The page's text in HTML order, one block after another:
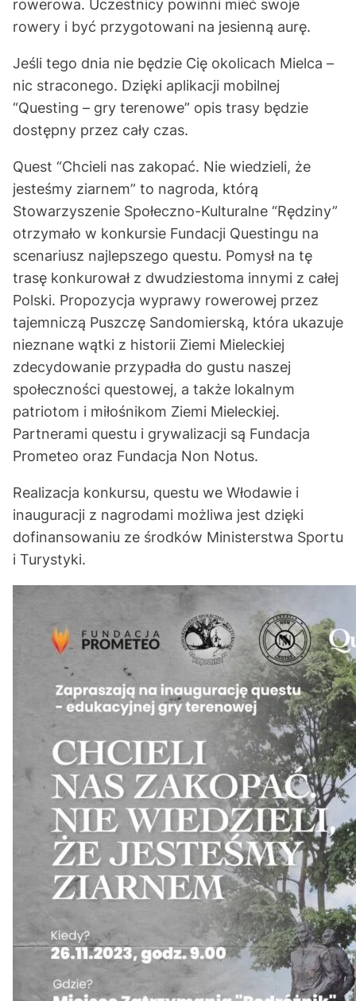
rowerowa. Uczestnicy powinni mieć swoje
rowery i być przygotowani na jesienną aurę.
Jeśli tego dnia nie będzie Cię okolicach Mielca –
nic straconego. Dzięki aplikacji mobilnej
“Questing – gry terenowe” opis trasy będzie
dostępny przez cały czas.
Quest “Chcieli nas zakopać. Nie wiedzieli, że
jesteśmy ziarnem” to nagroda, którą
Stowarzyszenie Społeczno-Kulturalne “Rędziny”
otrzymało w konkursie Fundacji Questingu na
scenariusz najlepszego questu. Pomysł na tę
trasę konkurował z dwudziestoma innymi z całej
Polski. Propozycja wyprawy rowerowej przez
tajemniczą Puszczę Sandomierską, która ukazuje
nieznane wątki z historii Ziemi Mieleckiej
zdecydowanie przypadła do gustu naszej
społeczności questowej, a także lokalnym
patriotom i miłośnikom Ziemi Mieleckiej.
Partnerami questu i grywalizacji są Fundacja
Prometeo oraz Fundacja Non Notus.
Realizacja konkursu, questu we Włodawie i
inauguracji z nagrodami możliwa jest dzięki
dofinansowaniu ze środków Ministerstwa Sportu
i Turystyki.